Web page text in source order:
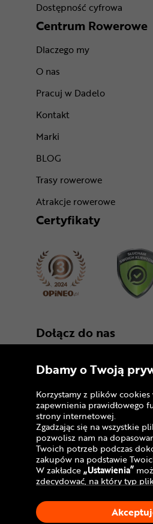
Dostępność cyfrowa
Centrum Rowerowe
Dlaczego my
O nas
Pracuj w Dadelo
Kontakt
Marki
BLOG
Trasy rowerowe
Atrakcje rowerowe
Certyfikaty
Dołącz do nas
Copyright © 2005 - 2026
Polityka prywatności i zasady
serwisu
Informacja o plikach cookies
Mapa witryny
Dbamy o Twoją
Korzystamy z plików cookies
zapewnienia prawidłowego
strony internetowej.
Zgadzając się na wszystkie
pozwolisz nam na
Twoich potrzeb podczas
zakupów na podstawie
W zakładce„Ustawienia”
zdecydować, na który typ
Klikając„Akceptuję”,
stosowanie ciasteczek